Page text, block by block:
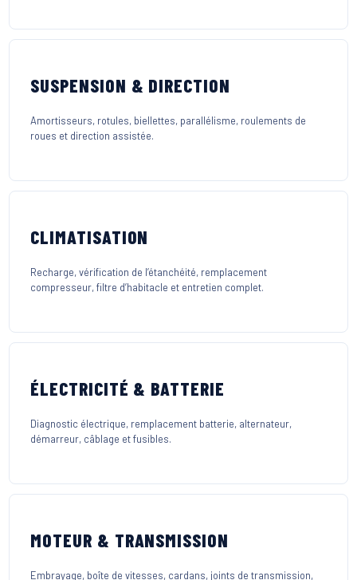
SUSPENSION & DIRECTION
Amortisseurs, rotules, biellettes, parallélisme, roulements de
roues et direction assistée.
CLIMATISATION
Recharge, vérification de l’étanchéité, remplacement
compresseur, filtre d’habitacle et entretien complet.
ÉLECTRICITÉ & BATTERIE
Diagnostic électrique, remplacement batterie, alternateur,
démarreur, câblage et fusibles.
MOTEUR & TRANSMISSION
Embrayage, boîte de vitesses, cardans, joints de transmission,